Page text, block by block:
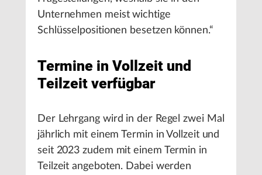
Unternehmen meist wichtige
Schlüsselpositionen besetzen können.“
Termine in Vollzeit und
Teilzeit verfügbar
Der Lehrgang wird in der Regel zwei Mal
jährlich mit einem Termin in Vollzeit und
seit 2023 zudem mit einem Termin in
Teilzeit angeboten. Dabei werden